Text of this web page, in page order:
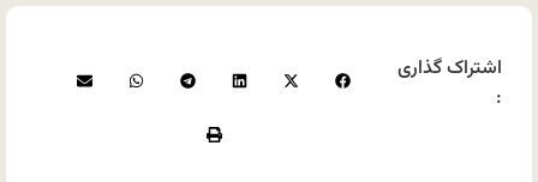
اشتراک گذاری
: